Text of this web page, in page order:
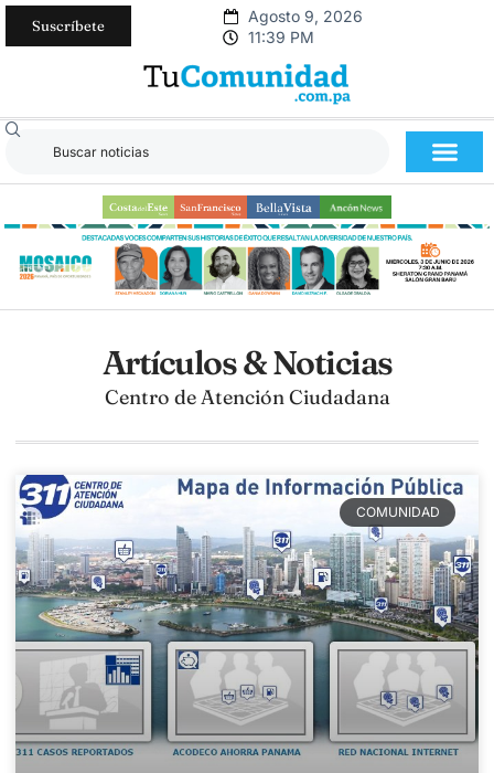
Suscríbete
Agosto 9, 2026
11:39 PM
Artículos & Noticias
Centro de Atención Ciudadana
COMUNIDAD